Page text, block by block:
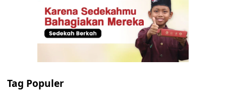
Tag Populer